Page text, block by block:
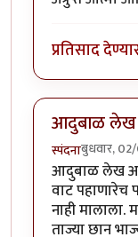
प्रतिसाद
आदुबाळ लेख
स्पंदनाबुधवार,
आदुबाळ लेख
वाट
नाही मालाला.
ताज्या छान